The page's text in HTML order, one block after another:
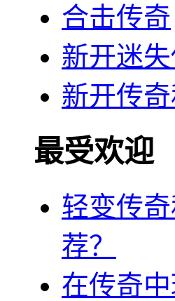
合击传奇
新开迷
新开传
最受欢迎
轻变传
荐？
在传奇